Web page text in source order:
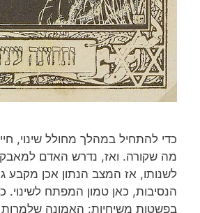
כדי להתחיל במהלך מחולל שינוי,
מה שקורה. ואז, נדרש האדם
לשנותו, אז המצב הנתון אכן מקבע
הנסיבות, כאן טמון המפתח
בפשטות משיחיות: האמונה